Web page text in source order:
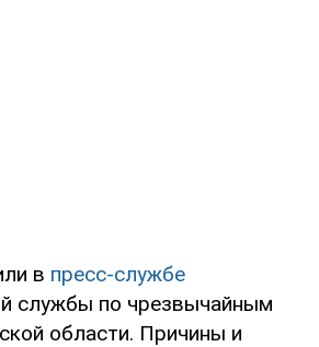
в пресс-службе
службы по чрезвычайным
области. Причины и